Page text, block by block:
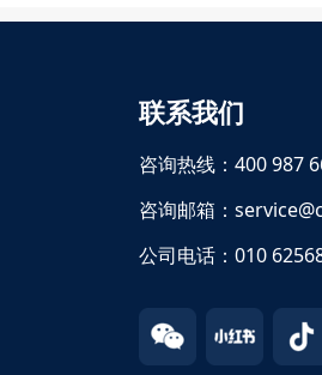
一下自己的邮箱就是有及时查收投
再做一段线下的这样就能保证9月
联系我们
咨询热线：400 987
咨询邮箱：
公司电话：010